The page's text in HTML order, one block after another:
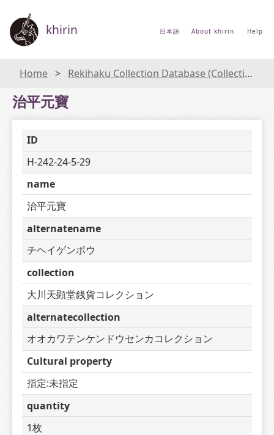
khirin 日本語 About khirin Help
Home Rekihaku Collection Database (Collections Database of the National Museum of Japanese History)
治平元寶
ID
H-242-24-5-29
name
治平元寶
alternatename
チヘイゲンポウ
collection
大川天顕堂銭貨コレクション
alternatecollection
オオカワテンケンドウセンカコレクション
Cultural property
指定:未指定
quantity
1枚